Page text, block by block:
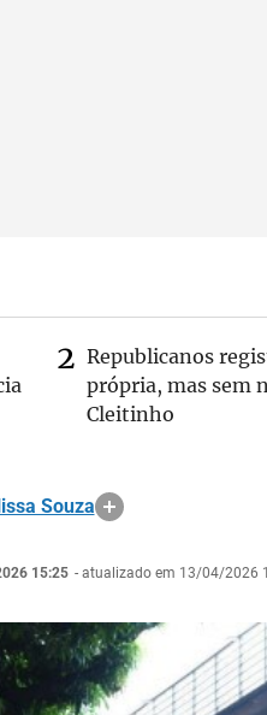
Republicanos
própria, mas sem
Cleitinho
Souza
15:25 - atualizado em 13/04/2026